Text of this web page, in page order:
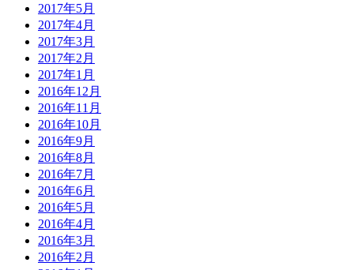
2017年5月
2017年4月
2017年3月
2017年2月
2017年1月
2016年12月
2016年11月
2016年10月
2016年9月
2016年8月
2016年7月
2016年6月
2016年5月
2016年4月
2016年3月
2016年2月